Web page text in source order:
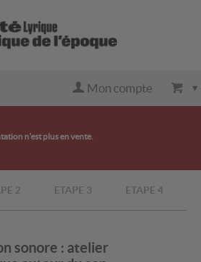
Mon compte
n'est plus en vente.
2 ETAPE 3 ETAPE 4
sonore : atelier